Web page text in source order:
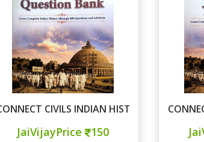
BankCIVILS INDIAN HISTORY Question
JaiVijayPrice 150